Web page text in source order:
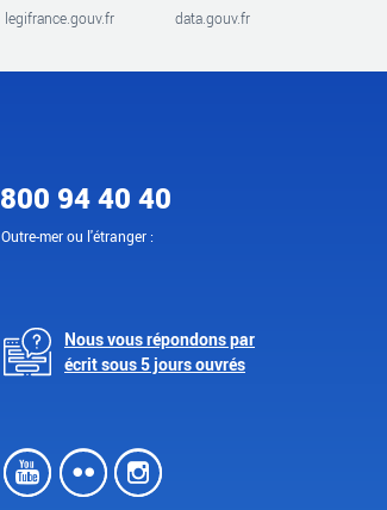
legifrance.gouv.fr data.gouv.fr
94 40 40
mer ou l'étranger :
Nous vous répondons par
écrit sous 5 jours ouvrés
Youtube
FlickrInstagram